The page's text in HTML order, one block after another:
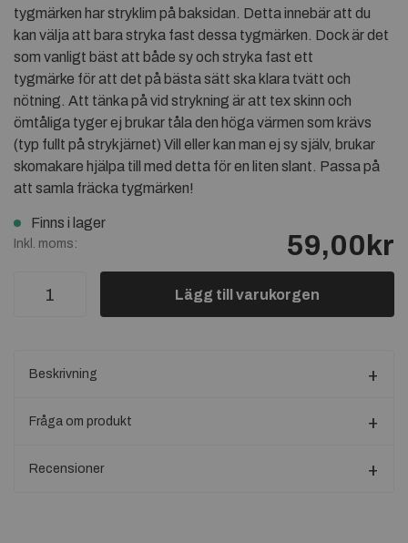
tygmärken har stryklim på baksidan. Detta innebär att du
kan välja att bara stryka fast dessa tygmärken. Dock är det
som vanligt bäst att både sy och stryka fast ett
tygmärke för att det på bästa sätt ska klara tvätt och
nötning. Att tänka på vid strykning är att tex skinn och
ömtåliga tyger ej brukar tåla den höga värmen som krävs
(typ fullt på strykjärnet) Vill eller kan man ej sy själv, brukar
skomakare hjälpa till med detta för en liten slant. Passa på
att samla fräcka tygmärken!
Finns i lager
Inkl. moms: 59,00kr
Lägg till varukorgen
Beskrivning
Fråga om produkt
Recensioner